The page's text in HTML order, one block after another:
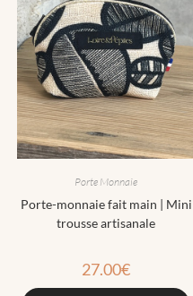
Porte Monnaie
Porte-monnaie fait main | Mini
trousse artisanale
27.00€